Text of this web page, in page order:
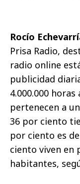
Rocío
Prisa Radio,
radio online
publicidad
4.000.000
pertenecen a un
36 por ciento
por ciento es
ciento viven en
habitantes,